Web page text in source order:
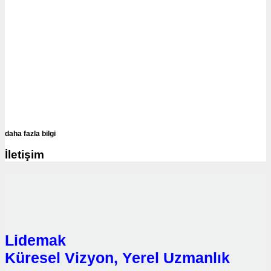
daha fazla bilgi
İletişim
Lidemak
Küresel Vizyon, Yerel Uzmanlık